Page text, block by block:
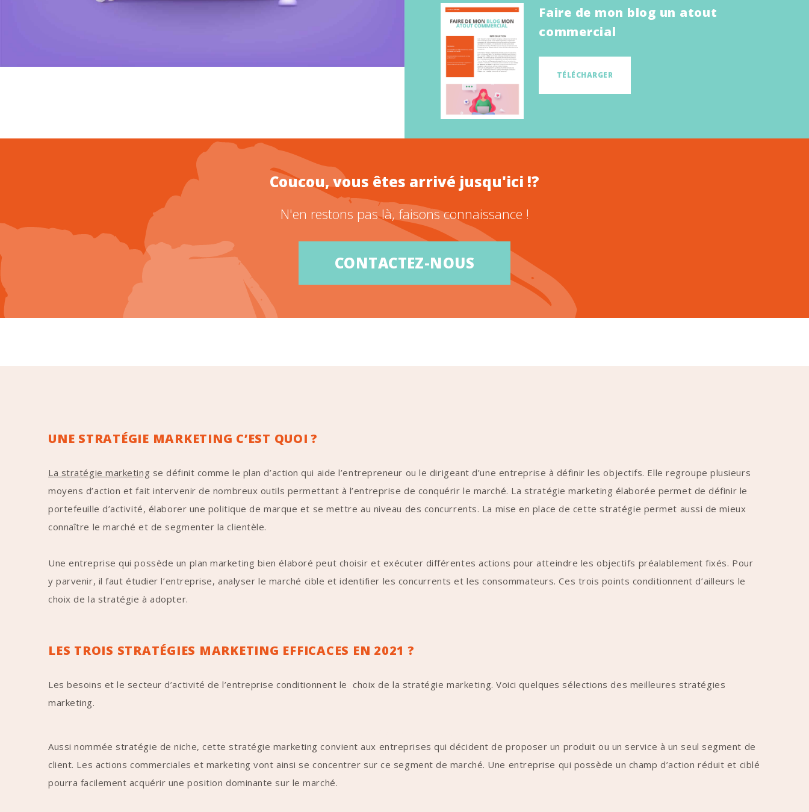
Faire de mon blog un atout
commercial
TÉLÉCHARGER
Coucou, vous êtes arrivé jusqu'ici !?
N'en restons pas là, faisons connaissance !
CONTACTEZ-NOUS
UNE STRATÉGIE MARKETING C’EST QUOI ?
La stratégie marketing se définit comme le plan d’action qui aide l’entrepreneur ou le dirigeant d’une entreprise à définir les objectifs. Elle regroupe plusieurs
moyens d’action et fait intervenir de nombreux outils permettant à l’entreprise de conquérir le marché. La stratégie marketing élaborée permet de définir le
portefeuille d’activité, élaborer une politique de marque et se mettre au niveau des concurrents. La mise en place de cette stratégie permet aussi de mieux
connaître le marché et de segmenter la clientèle.
Une entreprise qui possède un plan marketing bien élaboré peut choisir et exécuter différentes actions pour atteindre les objectifs préalablement fixés. Pour
y parvenir, il faut étudier l’entreprise, analyser le marché cible et identifier les concurrents et les consommateurs. Ces trois points conditionnent d’ailleurs le
choix de la stratégie à adopter.
LES TROIS STRATÉGIES MARKETING EFFICACES EN 2021 ?
Les besoins et le secteur d’activité de l’entreprise conditionnent le choix de la stratégie marketing. Voici quelques sélections des meilleures stratégies
marketing.
Aussi nommée stratégie de niche, cette stratégie marketing convient aux entreprises qui décident de proposer un produit ou un service à un seul segment de
client. Les actions commerciales et marketing vont ainsi se concentrer sur ce segment de marché. Une entreprise qui possède un champ d’action réduit et ciblé
pourra facilement acquérir une position dominante sur le marché.